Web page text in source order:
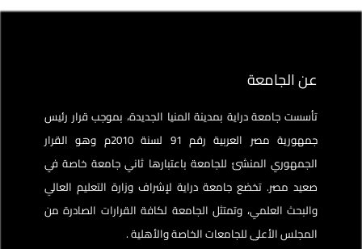
عن الجامعة
تأسست جامعة دراية بمدينة المنيا الجديدة، بموجب قرار رئيس
جمهورية مصر العربية رقم 91 لسنة 2010م وهو القرار
الجمهوري المنشئ للجامعة باعتبارها ثاني جامعة خاصة في
صعيد مصر. تخضع جامعة دراية لإشراف وزارة التعليم العالي
والبحث العلمي، وتمتثل الجامعة لكافة القرارات الصادرة من
المجلس الأعلى للجامعات الخاصة والأهلية .